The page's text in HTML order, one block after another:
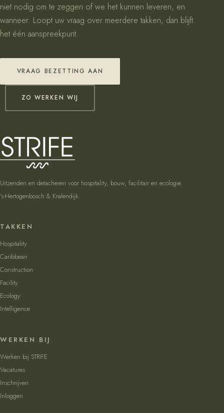
niet nodig om te zeggen of we het kunnen leveren, en
wanneer. Loopt uw vraag over meerdere takken, dan blijft
het één aanspreekpunt.
VRAAG BEZETTING AAN
ZO WERKEN WIJ
Uitzenden en detacheren voor hospitality, bouw, facilitair en ecologie.
's-Hertogenbosch & Kralendijk.
TAKKEN
Hospitality
Caribbean
Construction
Facility
Ecology
Intelligence
WERKEN BIJ
Werken bij STRIFE
Vacatures
Inschrijven
Inloggen